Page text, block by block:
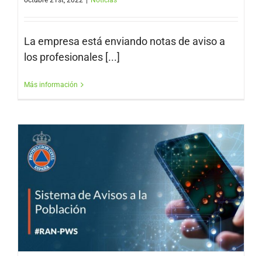
La empresa está enviando notas de aviso a
los profesionales [...]
Más información